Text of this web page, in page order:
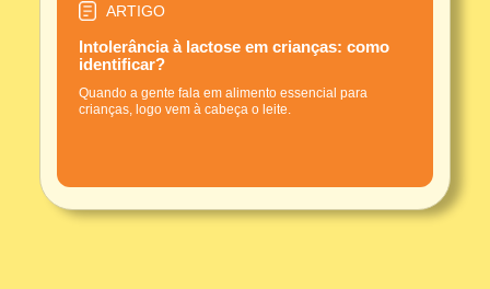
ARTIGO
Intolerância à lactose em crianças: como
identificar?
Quando a gente fala em alimento essencial para
crianças, logo vem à cabeça o leite.